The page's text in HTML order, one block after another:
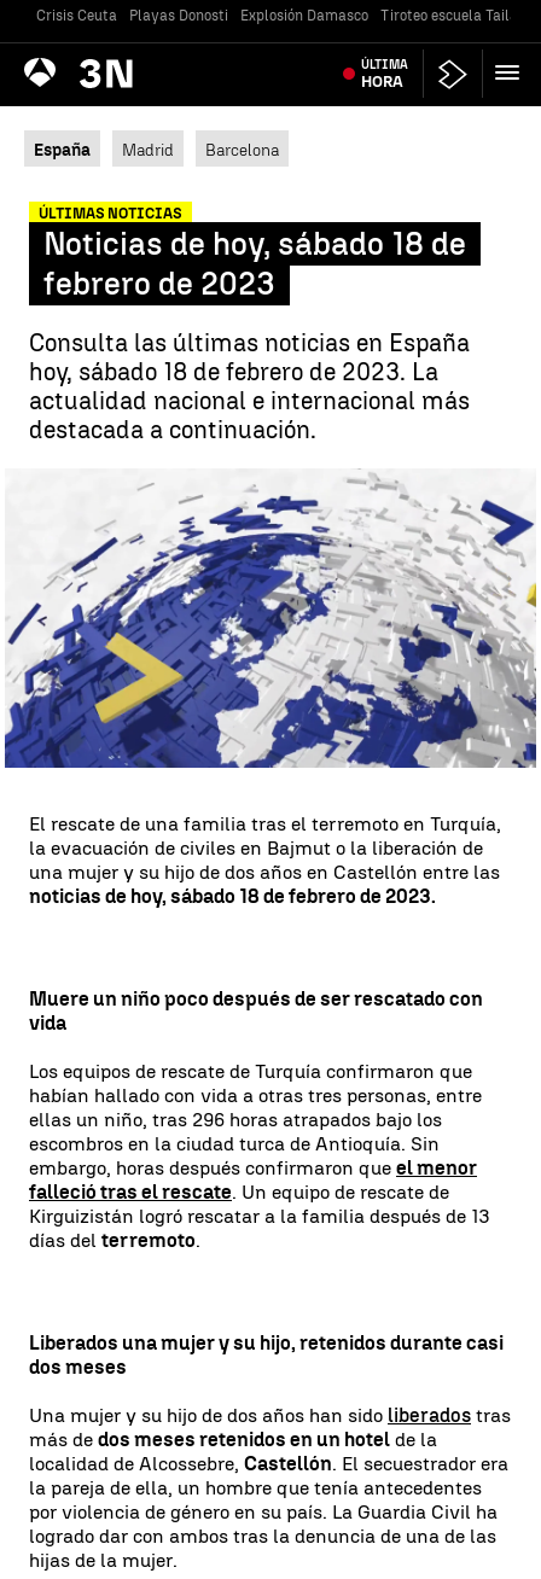
Crisis Ceuta Playas Donosti Explosión Damasco Tiroteo escuela
Antena
3 Noticias ÚLTIMA
HORA
España Madrid Barcelona
ÚLTIMAS NOTICIAS
Noticias de hoy, sábado 18 de
febrero de 2023
Consulta las últimas noticias en España
hoy, sábado 18 de febrero de 2023. La
actualidad nacional e internacional más
destacada a continuación.
Noticias de hoy, sábado 18 de febrero de 2023 |Antena 3 Noticias
Antena 3 Noticias
Publicado:18 de febrero de 2023, 16:24
WhatsappFacebook
X Linkedin
El rescate de una familia tras el terremoto en Turquía,
la evacuación de civiles en Bajmut o la liberación de
una mujer y su hijo de dos años en Castellón entre las
noticias de hoy, sábado 18 de febrero de 2023.
Muere un niño poco después de ser rescatado con
vida
Los equipos de rescate de Turquía confirmaron que
habían hallado con vida a otras tres personas, entre
ellas un niño, tras 296 horas atrapados bajo los
escombros en la ciudad turca de Antioquía. Sin
embargo, horas después confirmaron que el menor
falleció tras el rescate. Un equipo de rescate de
Kirguizistán logró rescatar a la familia después de 13
días del terremoto.
Liberados una mujer y su hijo, retenidos durante casi
dos meses
Una mujer y su hijo de dos años han sido liberados tras
más de dos meses retenidos en un hotel de la
localidad de Alcossebre, Castellón. El secuestrador era
la pareja de ella, un hombre que tenía antecedentes
por violencia de género en su país. La Guardia Civil ha
logrado dar con ambos tras la denuncia de una de las
hijas de la mujer.